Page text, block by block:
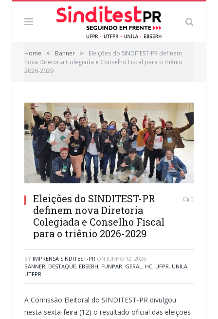
Home » Banner »
Eleições do SINDITEST-PR definem
nova Diretoria Colegiada e Conselho Fiscal para o triênio
2026-2029
Eleições do SINDITEST-PR
definem nova Diretoria
Colegiada e Conselho Fiscal
para o triênio 2026-2029
0
BY IMPRENSA SINDITEST-PR ON JUNHO 12, 2026
BANNER, DESTAQUE, EBSERH, FUNPAR, GERAL, HC, UFPR, UNILA,
UTFPR
A Comissão Eleitoral do SINDITEST-PR divulgou
nesta sexta-feira (12) o resultado oficial das eleições